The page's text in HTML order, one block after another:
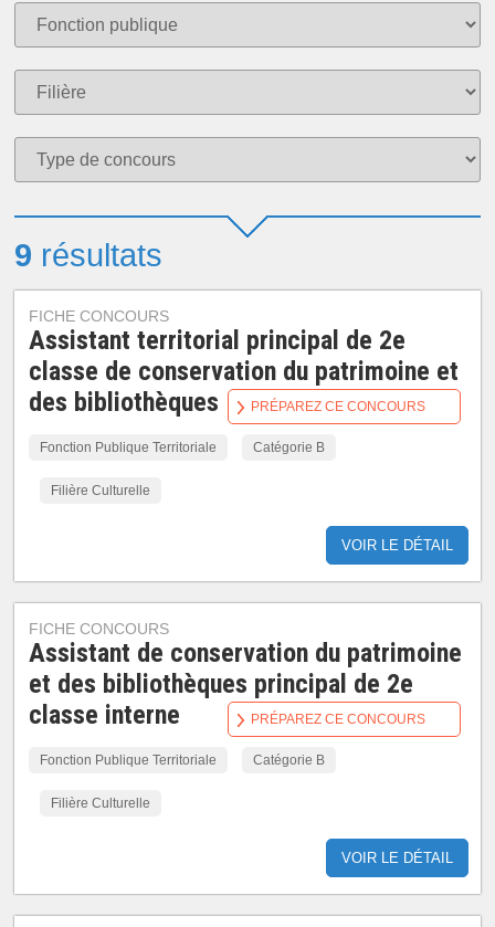
9 résultats
FICHE CONCOURS
Assistant territorial principal de 2e
classe de conservation du patrimoine et
des bibliothèques
Fonction Publique Territoriale Catégorie B
Filière Culturelle
VOIR LE DÉTAIL
PRÉPAREZ CE CONCOURS
FICHE CONCOURS
Assistant de conservation du patrimoine
et des bibliothèques principal de 2e
classe interne
Fonction Publique Territoriale Catégorie B
Filière Culturelle
VOIR LE DÉTAIL
PRÉPAREZ CE CONCOURS